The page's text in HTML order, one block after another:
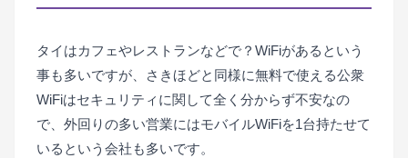
タイはカフェやレストランなどで？WiFiがあるという
事も多いですが、さきほどと同様に無料で使える公衆
WiFiはセキュリティに関して全く分からず不安なの
で、外回りの多い営業にはモバイルWiFiを1台持たせて
いるという会社も多いです。